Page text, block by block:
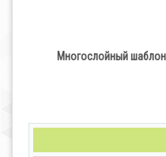
Многослойный